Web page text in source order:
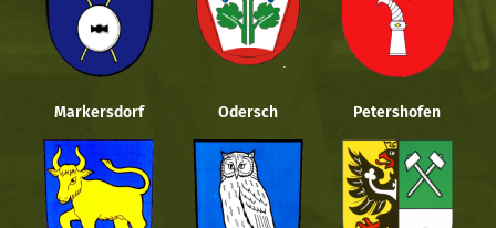
Markersdorf Odersch Petershofen